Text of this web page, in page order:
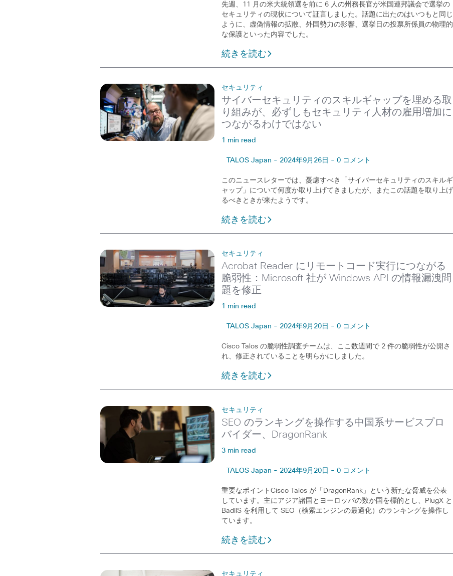
先週、11 月の米大統領選を前に 6 人の州務長官が米国連邦議会で選挙の
セキュリティの現状について証言しました。話題に出たのはいつもと同じ
ように、虚偽情報の拡散、外国勢力の影響、選挙日の投票所係員の物理的
な保護といった内容でした。
続きを読む
セキュリティ
サイバーセキュリティのスキルギャップを埋める取
り組みが、必ずしもセキュリティ人材の雇用増加に
つながるわけではない
1 min read
TALOS Japan - 2024年9月26日 - 0 コメント
このニュースレターでは、憂慮すべき「サイバーセキュリティのスキルギ
ャップ」について何度か取り上げてきましたが、またこの話題を取り上げ
るべきときが来たようです。
続きを読む
セキュリティ
Acrobat Reader にリモートコード実行につながる
脆弱性：Microsoft 社が Windows API の情報漏洩問
題を修正
1 min read
TALOS Japan - 2024年9月20日 - 0 コメント
Cisco Talos の脆弱性調査チームは、ここ数週間で 2 件の脆弱性が公開さ
れ、修正されていることを明らかにしました。
続きを読む
セキュリティ
SEO のランキングを操作する中国系サービスプロ
バイダー、DragonRank
3 min read
TALOS Japan - 2024年9月20日 - 0 コメント
重要なポイントCisco Talos が「DragonRank」という新たな脅威を公表
しています。主にアジア諸国とヨーロッパの数か国を標的とし、PlugX と
BadIIS を利用して SEO（検索エンジンの最適化）のランキングを操作し
ています。
続きを読む
セキュリティ